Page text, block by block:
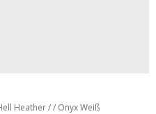
Hell Heather / / Onyx Weiß